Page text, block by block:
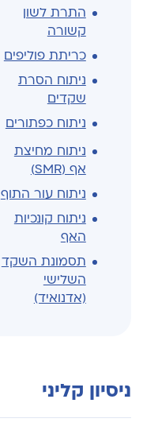
התרת לשון
קשורה
כריתת פוליפים
ניתוח הסרת
שקדים
ניתוח כפתורים
ניתוח מחיצת
אף (SMR)
ניתוח עור התוף
ניתוח קונכיות
האף
תסמונת השקד
השלישי
(אדנואיד)
ניסיון קליני